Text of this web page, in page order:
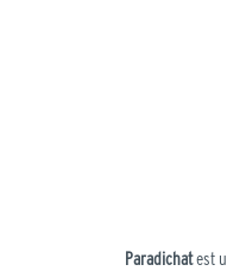
Paradichatest